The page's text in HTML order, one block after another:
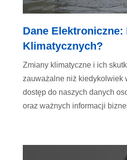
Dane
Klimatycznych?
Zmiany klimatyczne i ich
zauważalne niż kiedykolwiek
dostęp do naszych danych
oraz ważnych informacji